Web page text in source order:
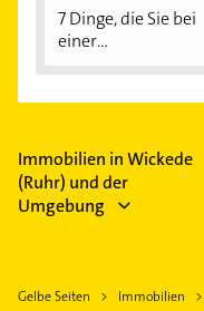
7 Dinge, die Sie bei
einer
Immobilien in Wickede
(Ruhr) und der
Umgebung
Gelbe Seiten Immobilien